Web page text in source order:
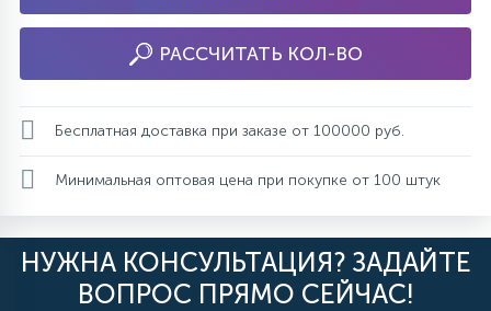
РАССЧИТАТЬ КОЛ-ВО
Бесплатная доставка при заказе от 100000 руб.
Минимальная оптовая цена при покупке от 100 штук
НУЖНА КОНСУЛЬТАЦИЯ? ЗАДАЙТЕ
ВОПРОС ПРЯМО СЕЙЧАС!